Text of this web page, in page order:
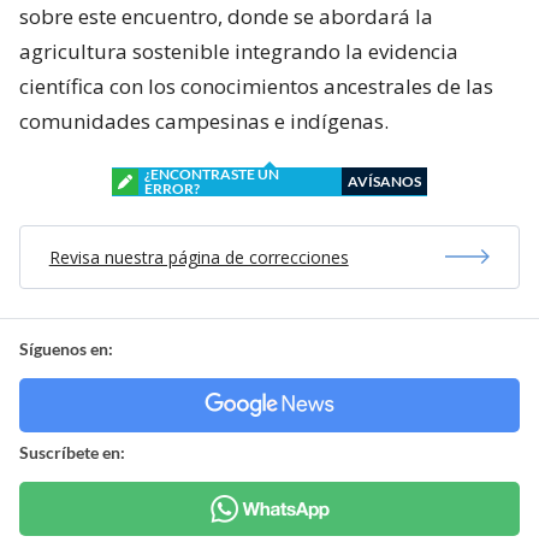
sobre este encuentro, donde se abordará la
agricultura sostenible integrando la evidencia
científica con los conocimientos ancestrales de las
comunidades campesinas e indígenas.
¿ENCONTRASTE UN
ERROR?
AVÍSANOS
Revisa nuestra página de correcciones
Síguenos en:
Suscríbete en: